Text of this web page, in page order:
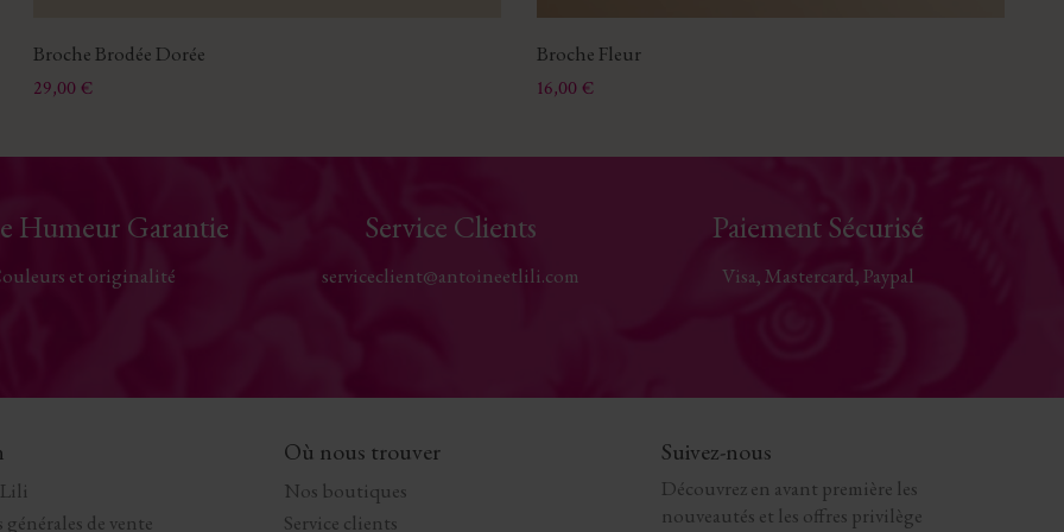
Broche Brodée Dorée
Prix
29,00 €
Broche Fleur
Prix
16,00 €
Humeur Garantie
et originalité
Service Clients
serviceclient@antoineetlili.com
Paiement Sécurisé
Visa, Mastercard, Paypal
de vente
Où nous trouver
Nos boutiques
Service clients
Suivez-nous
Découvrez en avant première les
nouveautés et les offres privilège